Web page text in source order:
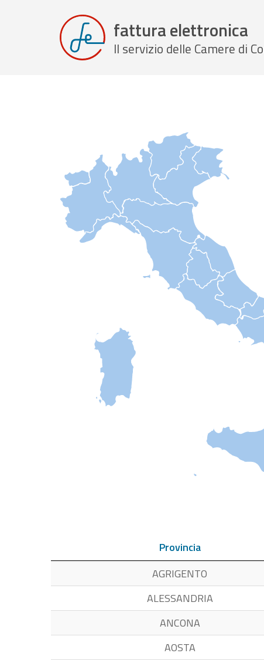
fattura elettronica
Il servizio delle Camere di
Provincia
AGRIGENTO
ALESSANDRIA
ANCONA
AOSTA